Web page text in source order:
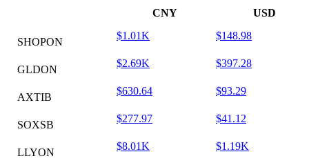
CNY USD
SHOPON
$1.01K $148.98
GLDON
$2.69K $397.28
AXTIB
$630.64 $93.29
SOXSB
$277.97 $41.12
LLYON
$8.01K $1.19K